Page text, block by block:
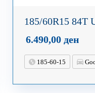
185/60R15 84T
6.490,00ден
185-60-15